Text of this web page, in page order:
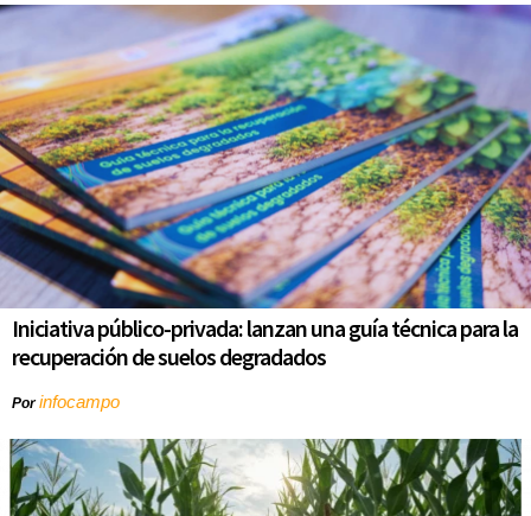
Iniciativa público-privada: lanzan una guía técnica para la
recuperación de suelos degradados
Porinfocampo